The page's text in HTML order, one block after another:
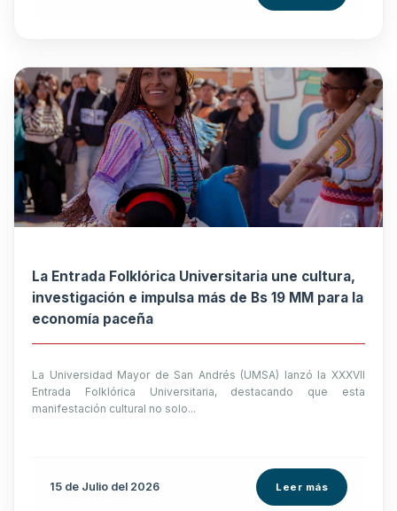
La Entrada Folklórica Universitaria une cultura,
investigación e impulsa más de Bs 19 MM para la
economía paceña
La Universidad Mayor de San Andrés (UMSA) lanzó la XXXVII
Entrada Folklórica Universitaria, destacando que esta
manifestación cultural no solo...
15 de Julio del 2026 Leer más